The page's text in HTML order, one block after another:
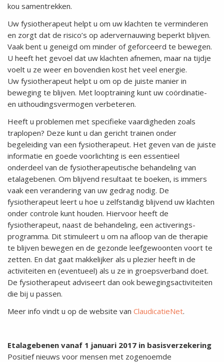
kou samentrekken.
Uw fysiotherapeut helpt u om uw klachten te verminderen
en zorgt dat de risico’s op adervernauwing beperkt blijven.
Vaak bent u geneigd om minder of geforceerd te bewegen.
U heeft het gevoel dat uw klachten afnemen, maar na tijdje
voelt u ze weer en bovendien kost het veel energie.
Uw fysiotherapeut helpt u om op de juiste manier in
beweging te blijven. Met looptraining kunt uw coördinatie-
en uithoudingsvermogen verbeteren.
Heeft u problemen met specifieke vaardigheden zoals
traplopen? Deze kunt u dan gericht trainen onder
begeleiding van een fysiotherapeut. Het geven van de juiste
informatie en goede voorlichting is een essentieel
onderdeel van de fysiotherapeutische behandeling van
etalagebenen. Om blijvend resultaat te boeken, is immers
vaak een verandering van uw gedrag nodig. De
fysiotherapeut leert u hoe u zelfstandig blijvend uw klachten
onder controle kunt houden. Hiervoor heeft de
fysiotherapeut, naast de behandeling, een activerings-
programma. Dit stimuleert u om na afloop van de therapie
te blijven bewegen en de gezonde leefgewoonten voort te
zetten. En dat gaat makkelijker als u plezier heeft in de
activiteiten en (eventueel) als u ze in groepsverband doet.
De fysiotherapeut adviseert dan ook bewegingsactiviteiten
die bij u passen.
Meer info vindt u op de website van ClaudicatieNet.
Etalagebenen vanaf 1 januari 2017 in basisverzekering
Positief nieuws voor mensen met zogenoemde